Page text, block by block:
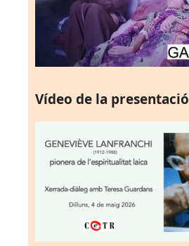
Vídeo de la presentació